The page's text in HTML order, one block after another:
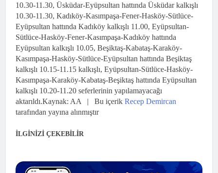
10.30-11.30, Üsküdar-Eyüpsultan hattında Üsküdar kalkışlı
10.30-11.30, Kadıköy-Kasımpaşa-Fener-Hasköy-Sütlüce-
Eyüpsultan hattında Kadıköy kalkışlı 11.00, Eyüpsultan-
Sütlüce-Hasköy-Fener-Kasımpaşa-Kadıköy hattında
Eyüpsultan kalkışlı 10.05, Beşiktaş-Kabataş-Karaköy-
Kasımpaşa-Hasköy-Sütlüce-Eyüpsultan hattında Beşiktaş
kalkışlı 10.15-11.15 kalkışlı, Eyüpsultan-Sütlüce-Hasköy-
Kasımpaşa-Karaköy-Kabataş-Beşiktaş hattında Eyüpsultan
kalkışlı 10.20-11.20 seferlerinin yapılamayacağı
aktarıldı.Kaynak: AA | Bu içerik Recep Demircan
tarafından yayına alınmıştır
İLGİNİZİ ÇEKEBİLİR